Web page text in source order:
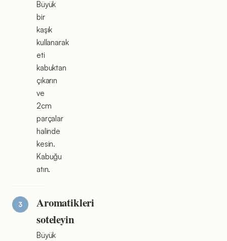
Büyük
bir
kaşık
kullanarak
eti
kabuktan
çıkarın
ve
2cm
parçalar
halinde
kesin.
Kabuğu
atın.
Aromatikleri
soteleyin
Büyük